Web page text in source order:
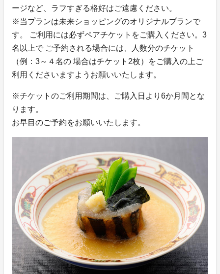
ージなど、ラフすぎる格好はご遠慮ください。
※当プランは未来ショッピングのオリジナルプランで
す。 ご利用には必ずペアチケットをご購入ください。3
名以上で ご予約される場合には、人数分のチケット
（例：3～４名の 場合はチケット2枚）をご購入の上ご
利用くださいますようお願いいたします。
※チケットのご利用期間は、ご購入日より6か月間とな
ります。
お早目のご予約をお願いいたします。